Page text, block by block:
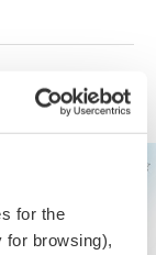
for the
for browsing),